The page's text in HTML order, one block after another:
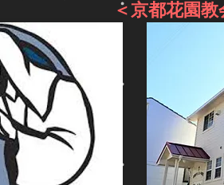
＜京都花園